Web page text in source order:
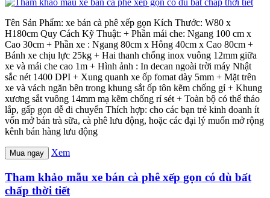
Tên Sản Phẩm: xe bán cà phê xếp gọn Kích Thước: W80 x
H180cm Quy Cách Kỹ Thuật: + Phần mái che: Ngang 100 cm x
Cao 30cm + Phần xe : Ngang 80cm x Hông 40cm x Cao 80cm +
Bánh xe chịu lực 25kg + Hai thanh chống inox vuông 12mm giữa
xe và mái che cao 1m + Hình ảnh : In decan ngoài trời máy Nhật
sắc nét 1400 DPI + Xung quanh xe ốp fomat dày 5mm + Mặt trên
xe và vách ngăn bên trong khung sắt ốp tôn kẽm chống gỉ + Khung
xương sắt vuông 14mm mạ kẽm chống rỉ sét + Toàn bộ có thể tháo
lắp, gấp gọn dễ di chuyển Thích hợp: cho các bạn trẻ kinh doanh ít
vốn mở bán trà sữa, cà phê lưu động, hoặc các đại lý muốn mở rộng
kênh bán hàng lưu động
Mua ngay Xem
Tham khảo mẫu xe bán cà phê xếp gọn có dù bất
chấp thời tiết